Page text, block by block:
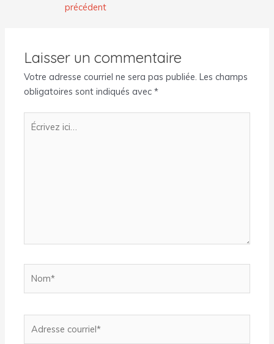
précédent
Laisser un commentaire
Votre adresse courriel ne sera pas publiée. Les champs
obligatoires sont indiqués avec*
Écrivez
ici…
courriel*